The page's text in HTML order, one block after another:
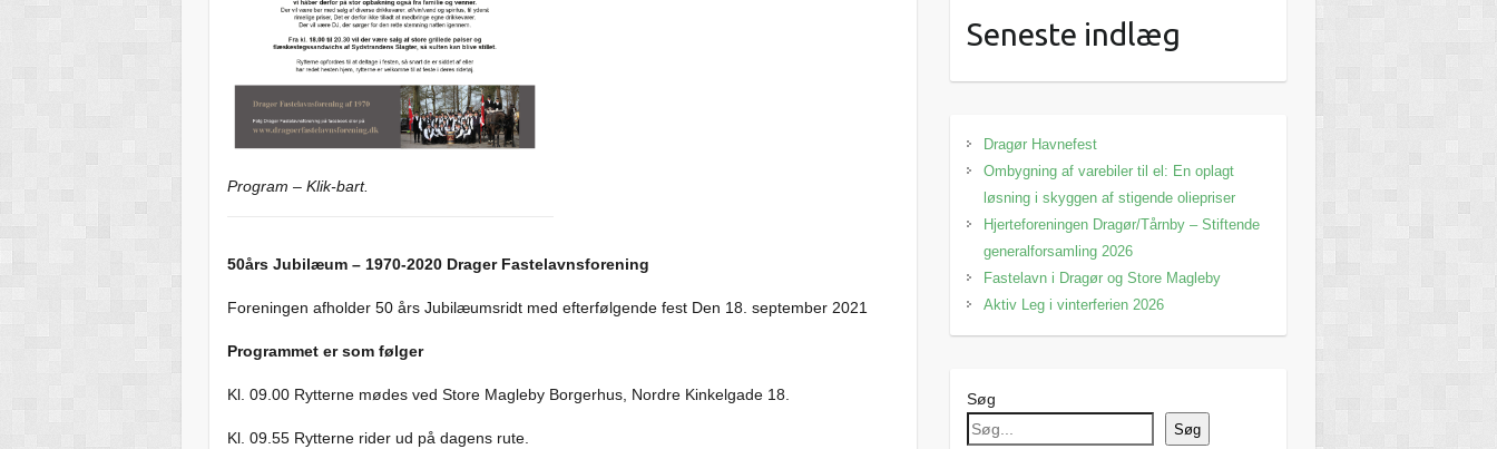
Program – Klik-bart.
50års Jubilæum – 1970-2020 Drager Fastelavnsforening
Foreningen afholder 50 års Jubilæumsridt med efterfølgende fest Den 18. september 2021
Programmet er som følger
Kl. 09.00 Rytterne mødes ved Store Magleby Borgerhus, Nordre Kinkelgade 18.
Kl. 09.55 Rytterne rider ud på dagens rute.
Seneste indlæg
Dragør Havnefest
Ombygning af varebiler til el: En oplagt
løsning i skyggen af stigende oliepriser
Hjerteforeningen Dragør/Tårnby – Stiftende
generalforsamling 2026
Fastelavn i Dragør og Store Magleby
Aktiv Leg i vinterferien 2026
Søg
Søg